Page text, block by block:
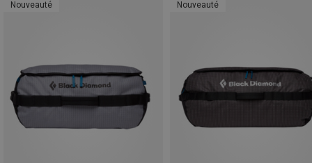
Nouveauté Nouveauté